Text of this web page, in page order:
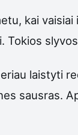
kai
Tokios
laistyti
sausras.